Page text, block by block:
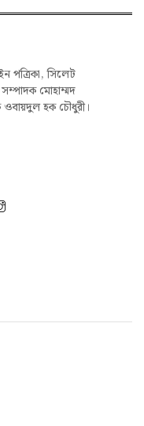
পত্রিকা, সিলেট
সম্পাদক মোহাম্মদ
হক চৌধুরী।